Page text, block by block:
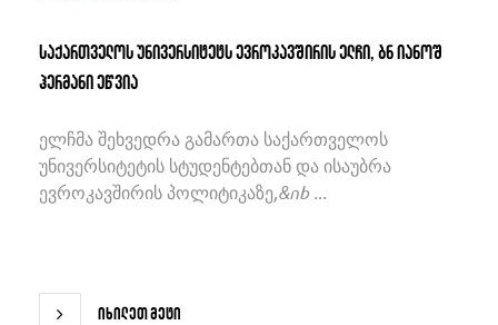
საქართველოს უნივერსიტეტს ევროკავშირის ელჩი, ბნ იანოშ
ჰერმანი ეწვია
ელჩმა შეხვედრა გამართა საქართველოს
უნივერსიტეტის სტუდენტებთან და ისაუბრა
ევროკავშირის პოლიტიკაზე,&nb ...
იხილეთ მეტი